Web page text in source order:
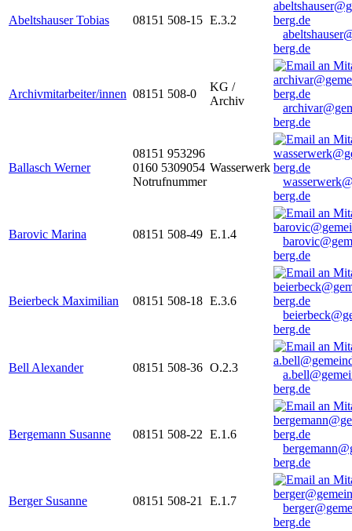
Abeltshauser Tobias 08151 508-15 E.3.2
berg.de
Archivmitarbeiter/innen 08151 508-0
KG /
Archiv
berg.de
Ballasch Werner
08151 953296
0160 5309054
Notrufnummer
Wasserwerk
berg.de
Barovic Marina 08151 508-49 E.1.4
berg.de
Beierbeck Maximilian 08151 508-18 E.3.6
berg.de
Bell Alexander 08151 508-36 O.2.3
berg.de
Bergemann Susanne 08151 508-22 E.1.6
berg.de
Berger Susanne 08151 508-21 E.1.7
berg.de